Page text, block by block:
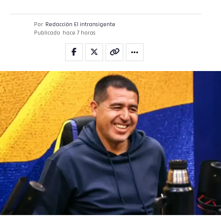
Por Redacción El intransigente
Publicado hace 7 horas